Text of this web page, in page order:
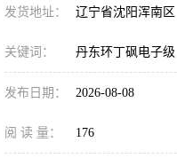
发货地址： 辽宁省沈阳浑南区
关键词： 丹东环丁砜电子级
发布日期： 2026-08-08
阅 读 量： 176